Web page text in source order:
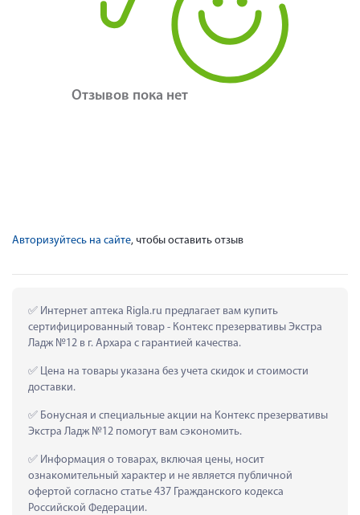
Отзывов пока нет
Авторизуйтесь на сайте, чтобы оставить отзыв
Интернет аптека Rigla.ru предлагает вам купить
сертифицированный товар - Контекс презервативы Экстра
Ладж №12 в г. Архара с гарантией качества.
Цена на товары указана без учета скидок и стоимости
доставки.
Бонусная и специальные акции на Контекс презервативы
Экстра Ладж №12 помогут вам сэкономить.
Информация о товарах, включая цены, носит
ознакомительный характер и не является публичной
офертой согласно статье 437 Гражданского кодекса
Российской Федерации.